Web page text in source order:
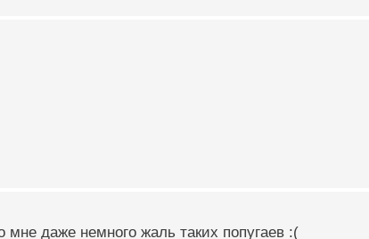
мне даже немного жаль таких попугаев :(